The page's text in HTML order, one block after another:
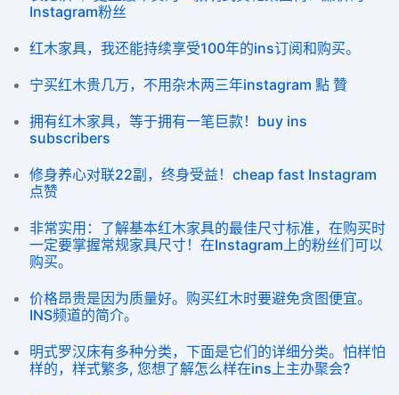
Instagram粉丝
红木家具，我还能持续享受100年的ins订阅和购买。
宁买红木贵几万，不用杂木两三年instagram 點 贊
拥有红木家具，等于拥有一笔巨款！buy ins
subscribers
修身养心对联22副，终身受益！cheap fast Instagram
点赞
非常实用：了解基本红木家具的最佳尺寸标准，在购买时
一定要掌握常规家具尺寸！在Instagram上的粉丝们可以
购买。
价格昂贵是因为质量好。购买红木时要避免贪图便宜。
INS频道的简介。
明式罗汉床有多种分类，下面是它们的详细分类。怕样怕
样的，样式繁多, 您想了解怎么样在ins上主办聚会?